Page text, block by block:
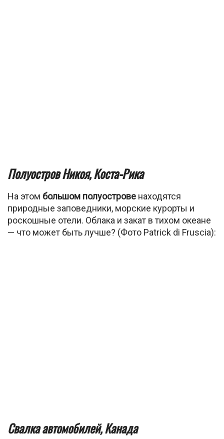
Полуостров Никоя, Коста-Рика
На этом большом полуострове находятся
природные заповедники, морские курорты и
роскошные отели. Облака и закат в тихом океане
— что может быть лучше? (Фото Patrick di Fruscia):
Свалка автомобилей, Канада